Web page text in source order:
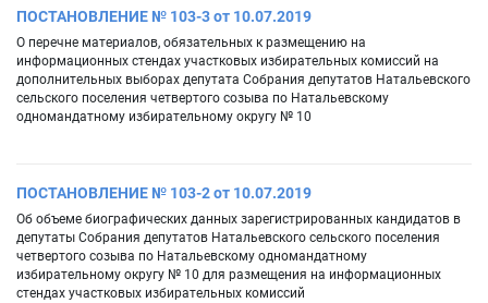
ПОСТАНОВЛЕНИЕ № 103-3 от 10.07.2019
О перечне материалов, обязательных к размещению на
информационных стендах участковых избирательных комиссий на
дополнительных выборах депутата Собрания депутатов Натальевского
сельского поселения четвертого созыва по Натальевскому
одномандатному избирательному округу № 10
ПОСТАНОВЛЕНИЕ № 103-2 от 10.07.2019
Об объеме биографических данных зарегистрированных кандидатов в
депутаты Собрания депутатов Натальевского сельского поселения
четвертого созыва по Натальевскому одномандатному
избирательному округу № 10 для размещения на информационных
стендах участковых избирательных комиссий